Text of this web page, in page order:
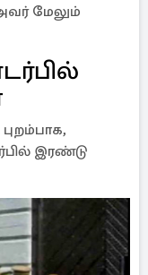
மேலும்
இரண்டு